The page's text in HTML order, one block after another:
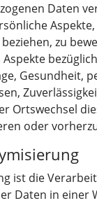
Daten
zu
Gesundheit,
Ortswechsel
oder
ist die
Daten in einer